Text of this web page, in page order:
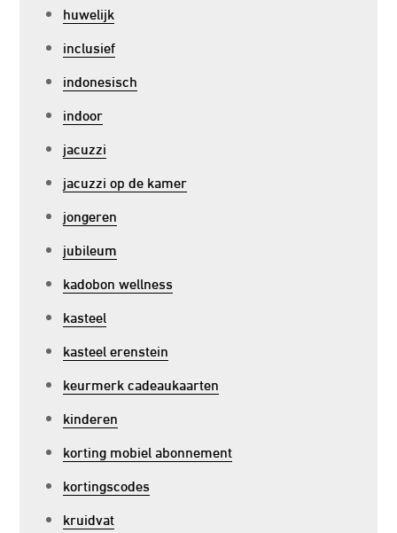
huwelijk
inclusief
indonesisch
indoor
jacuzzi
jacuzzi op de kamer
jongeren
jubileum
kadobon wellness
kasteel
kasteel erenstein
keurmerk cadeaukaarten
kinderen
korting mobiel abonnement
kortingscodes
kruidvat